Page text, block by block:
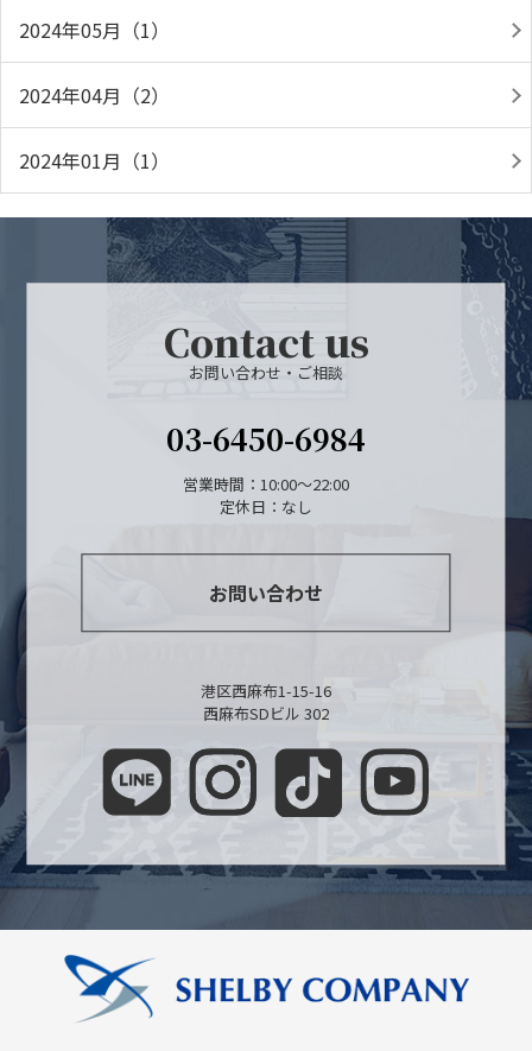
2024年05月（1）
2024年04月（2）
2024年01月（1）
Contact us
お問い合わせ・ご相談
03-6450-6984
営業時間：10:00～22:00
定休日：なし
お問い合わせ
港区西麻布1-15-16
西麻布SDビル 302